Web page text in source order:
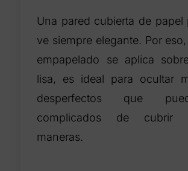
Una pared cubierta de papel
ve siempre elegante. Por
empapelado se aplica
lisa, es ideal para ocultar
desperfectos que
complicados de cubrir
maneras.